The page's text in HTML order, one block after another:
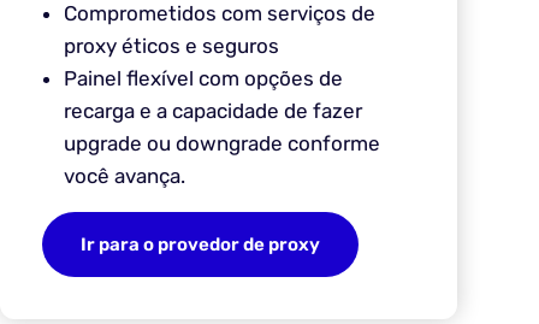
Comprometidos com serviços de
proxy éticos e seguros
Painel flexível com opções de
recarga e a capacidade de fazer
upgrade ou downgrade conforme
você avança.
Ir para o provedor de proxy